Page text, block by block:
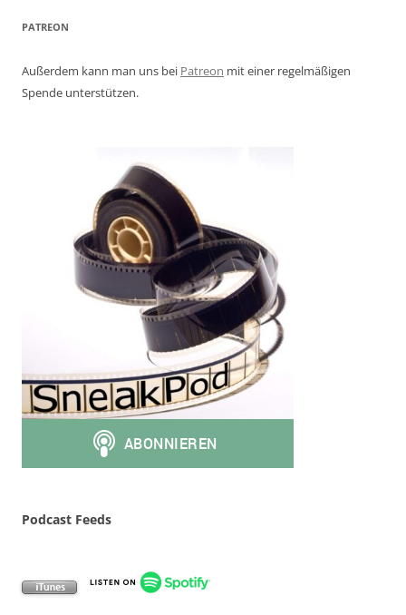
PATREON
Außerdem kann man uns bei Patreon mit einer regelmäßigen
Spende unterstützen.
Podcast Feeds